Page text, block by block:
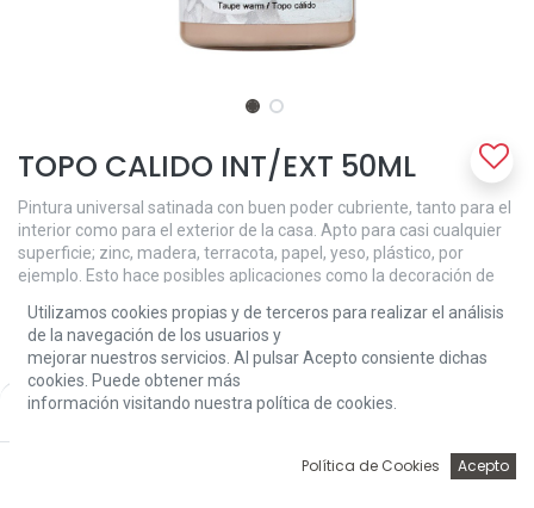
Price:
Add to Cart
TOPO CALIDO INT/EXT 50ML
Pintura universal satinada con buen poder cubriente, tanto para el
interior como para el exterior de la casa. Apto para casi cualquier
superficie; zinc, madera, terracota, papel, yeso, plástico, por
ejemplo. Esto hace posibles aplicaciones como la decoración de
esté limpia, seca y sin grasa. Tiempo de secado: 30 min.
Resistente al agua y exposición al aire libre solo después de 24
horas de secado.
3,81€
Utilizamos cookies propias y de terceros para realizar el análisis
de la navegación de los usuarios y
mejorar nuestros servicios. Al pulsar Acepto consiente dichas
cookies. Puede obtener más
información visitando nuestra política de cookies.
Política de Cookies Acepto